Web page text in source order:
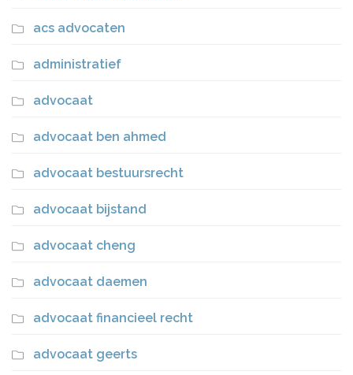
acs advocaten
administratief
advocaat
advocaat ben ahmed
advocaat bestuursrecht
advocaat bijstand
advocaat cheng
advocaat daemen
advocaat financieel recht
advocaat geerts